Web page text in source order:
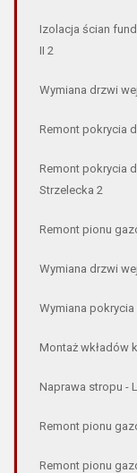
Izolacja ścian
II 2
Wymiana drzwi
Remont pokrycia
Remont pokrycia
Strzelecka 2
Remont pionu
Wymiana drzwi
Wymiana
Montaż wkładów
Naprawa stropu -
Remont pionu
Remont pionu